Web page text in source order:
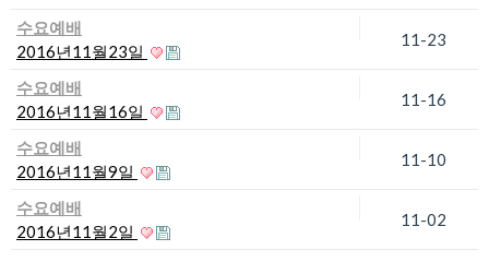
수요예배
2016년11월23일
11-23
수요예배
2016년11월16일
11-16
수요예배
2016년11월9일
11-10
수요예배
2016년11월2일
11-02